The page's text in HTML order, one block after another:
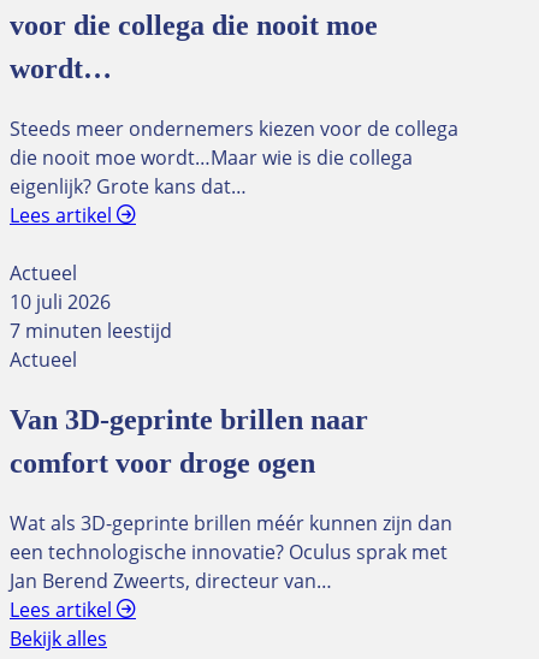
voor die collega die nooit moe
wordt…
Steeds meer ondernemers kiezen voor de collega
die nooit moe wordt…Maar wie is die collega
eigenlijk? Grote kans dat…
Lees artikel
Actueel
10 juli 2026
7 minuten leestijd
Actueel
Van 3D-geprinte brillen naar
comfort voor droge ogen
Wat als 3D-geprinte brillen méér kunnen zijn dan
een technologische innovatie? Oculus sprak met
Jan Berend Zweerts, directeur van…
Lees artikel
Bekijk alles